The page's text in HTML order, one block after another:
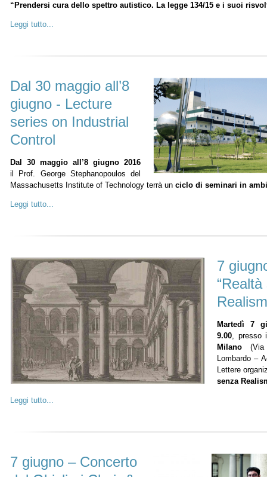
“Prendersi cura dello spettro autistico. La legge 134/15 e i suoi
Leggi tutto...
Dal 30 maggio all’8
giugno - Lecture
series on Industrial
Control
Dal 30 maggio all’8 giugno 2016
il Prof. George Stephanopoulos del
Massachusetts Institute of Technology terrà un ciclo di seminari in
Leggi tutto...
7
Martedì 7
9.00,
Milano (Via
Lombardo –
Lettere
senza
Leggi tutto...
7 giugno – Concerto